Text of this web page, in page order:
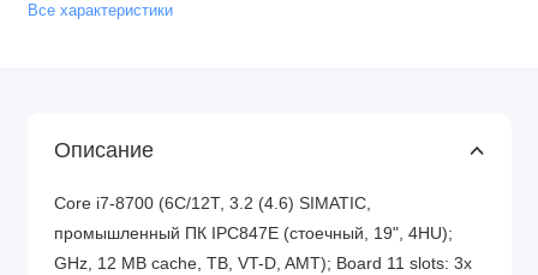
Все характеристики
Описание
Core i7-8700 (6C/12T, 3.2 (4.6) SIMATIC,
промышленный ПК IPC847E (стоечный, 19", 4HU);
GHz, 12 MB cache, TB, VT-D, AMT); Board 11 slots: 3x